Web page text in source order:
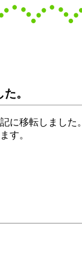
。
に移転しました。
す。